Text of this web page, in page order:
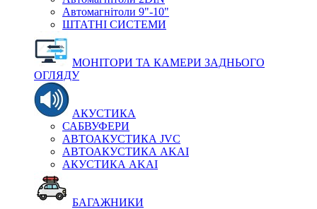
Автомагнітоли 9"-10"
ШТАТНІ СИСТЕМИ
МОНІТОРИ ТА КАМЕРИ ЗАДНЬОГО
ОГЛЯДУ
АКУСТИКА
САБВУФЕРИ
АВТОАКУСТИКА JVC
АВТОАКУСТИКА AKAI
АКУСТИКА AKAI
БАГАЖНИКИ